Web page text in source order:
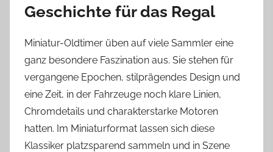
Geschichte für das Regal
Miniatur-Oldtimer üben auf viele Sammler eine
ganz besondere Faszination aus. Sie stehen für
vergangene Epochen, stilprägendes Design und
eine Zeit, in der Fahrzeuge noch klare Linien,
Chromdetails und charakterstarke Motoren
hatten. Im Miniaturformat lassen sich diese
Klassiker platzsparend sammeln und in Szene